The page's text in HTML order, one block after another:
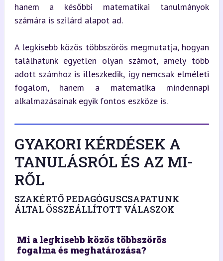
hanem a későbbi matematikai tanulmányok
számára is szilárd alapot ad.
A legkisebb közös többszörös megmutatja, hogyan
találhatunk egyetlen olyan számot, amely több
adott számhoz is illeszkedik, így nemcsak elméleti
fogalom, hanem a matematika mindennapi
alkalmazásainak egyik fontos eszköze is.
GYAKORI KÉRDÉSEK A
TANULÁSRÓL ÉS AZ MI-
RŐL
SZAKÉRTŐ PEDAGÓGUSCSAPATUNK
ÁLTAL ÖSSZEÁLLÍTOTT VÁLASZOK
Mi a legkisebb közös többszörös
fogalma és meghatározása?